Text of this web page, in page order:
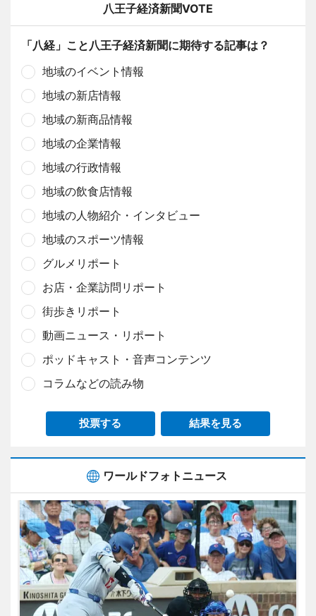
八王子経済新聞VOTE
「八経」こと八王子経済新聞に期待する記事は？
地域のイベント情報
地域の新店情報
地域の新商品情報
地域の企業情報
地域の行政情報
地域の飲食店情報
地域の人物紹介・インタビュー
地域のスポーツ情報
グルメリポート
お店・企業訪問リポート
街歩きリポート
動画ニュース・リポート
ポッドキャスト・音声コンテンツ
コラムなどの読み物
投票する 結果を見る
ワールドフォトニュース